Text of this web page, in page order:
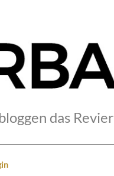
das Revier